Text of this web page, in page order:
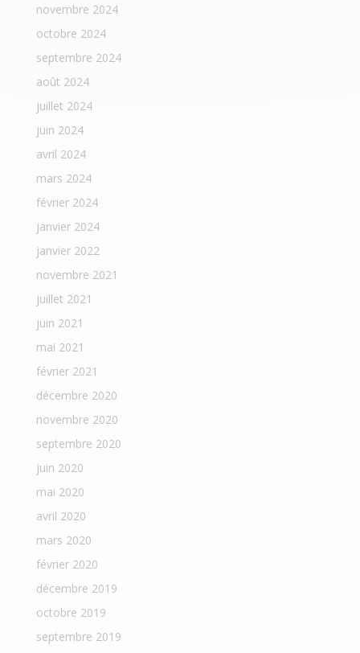
novembre 2024
octobre 2024
septembre 2024
août 2024
juillet 2024
juin 2024
avril 2024
mars 2024
février 2024
janvier 2024
janvier 2022
novembre 2021
juillet 2021
juin 2021
mai 2021
février 2021
décembre 2020
novembre 2020
septembre 2020
juin 2020
mai 2020
avril 2020
mars 2020
février 2020
décembre 2019
octobre 2019
septembre 2019